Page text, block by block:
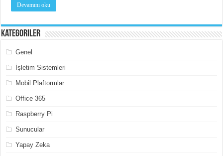
Devamını oku
Kategoriler
Genel
İşletim Sistemleri
Mobil Plaftormlar
Office 365
Raspberry Pi
Sunucular
Yapay Zeka